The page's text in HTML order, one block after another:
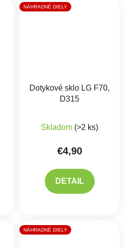
NÁHRADNÉ DIELY
Dotykové sklo LG F70,
D315
Skladom (>2 ks)
€4,90
DETAIL
NÁHRADNÉ DIELY